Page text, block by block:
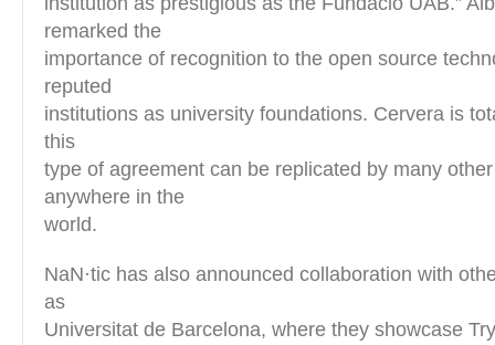
remarked the
importance of recognition to the open source
reputed
institutions as university foundations. Cervera is
this
type of agreement can be replicated by many
anywhere in the
world.
NaN·tic has also announced collaboration with
as
Universitat de Barcelona, where they showcase